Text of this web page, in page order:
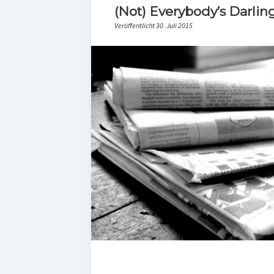
(Not) Everybody’s
Veröffentlicht 30. Juli 2015